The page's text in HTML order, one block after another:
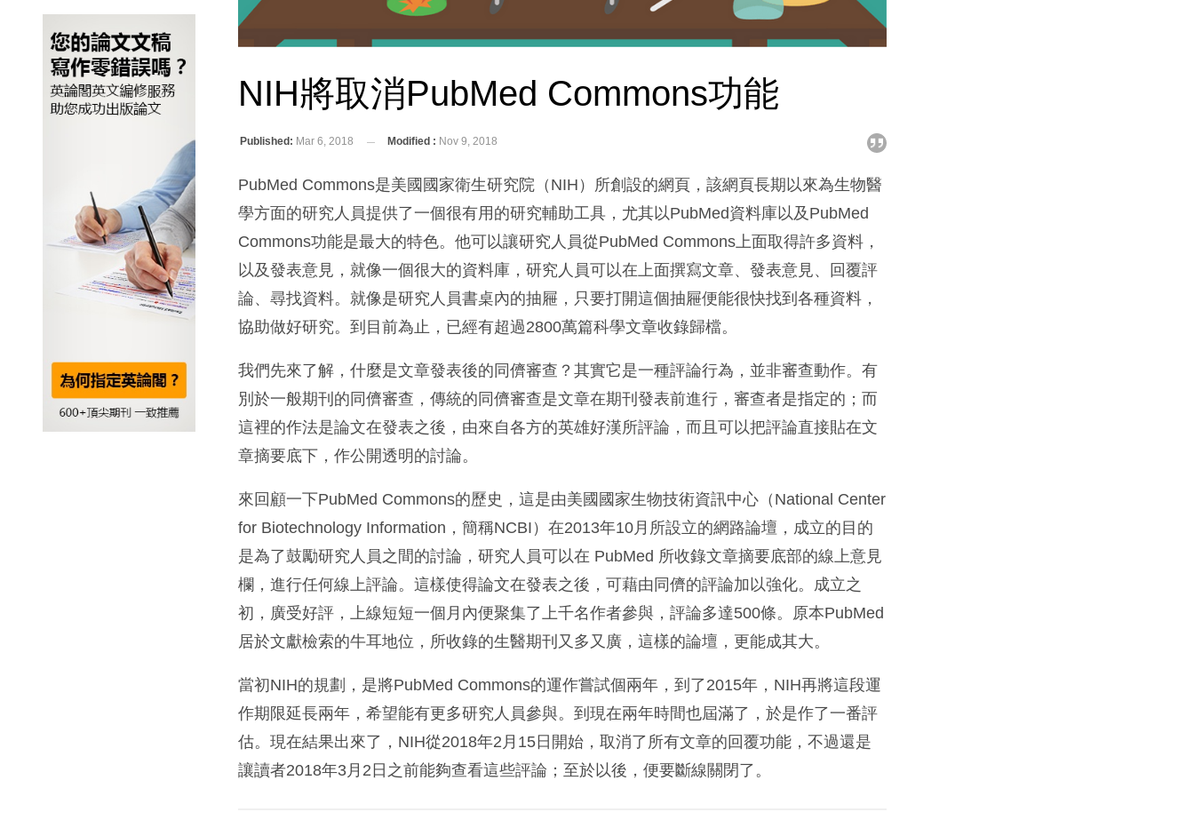
NIH將取消PubMed Commons功能
Published: Mar 6, 2018 Modified : Nov 9, 2018
PubMed Commons是美國國家衛生研究院（NIH）所創設的網頁，該網頁長期以來為生物醫
學方面的研究人員提供了一個很有用的研究輔助工具，尤其以PubMed資料庫以及PubMed
Commons功能是最大的特色。他可以讓研究人員從PubMed Commons上面取得許多資料，
以及發表意見，就像一個很大的資料庫，研究人員可以在上面撰寫文章、發表意見、回覆評
論、尋找資料。就像是研究人員書桌內的抽屜，只要打開這個抽屜便能很快找到各種資料，
協助做好研究。到目前為止，已經有超過2800萬篇科學文章收錄歸檔。
我們先來了解，什麼是文章發表後的同儕審查？其實它是一種評論行為，並非審查動作。有
別於一般期刊的同儕審查，傳統的同儕審查是文章在期刊發表前進行，審查者是指定的；而
這裡的作法是論文在發表之後，由來自各方的英雄好漢所評論，而且可以把評論直接貼在文
章摘要底下，作公開透明的討論。
來回顧一下PubMed Commons的歷史，這是由美國國家生物技術資訊中心（National Center
for Biotechnology Information，簡稱NCBI）在2013年10月所設立的網路論壇，成立的目的
是為了鼓勵研究人員之間的討論，研究人員可以在 PubMed 所收錄文章摘要底部的線上意見
欄，進行任何線上評論。這樣使得論文在發表之後，可藉由同儕的評論加以強化。成立之
初，廣受好評，上線短短一個月內便聚集了上千名作者參與，評論多達500條。原本PubMed
居於文獻檢索的牛耳地位，所收錄的生醫期刊又多又廣，這樣的論壇，更能成其大。
當初NIH的規劃，是將PubMed Commons的運作嘗試個兩年，到了2015年，NIH再將這段運
作期限延長兩年，希望能有更多研究人員參與。到現在兩年時間也屆滿了，於是作了一番評
估。現在結果出來了，NIH從2018年2月15日開始，取消了所有文章的回覆功能，不過還是
讓讀者2018年3月2日之前能夠查看這些評論；至於以後，便要斷線關閉了。